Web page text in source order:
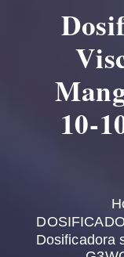
10-
Dosificadora